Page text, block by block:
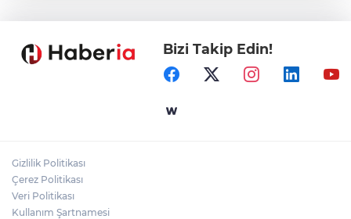
Ömer Çelik: 2 yıllık çalışmanın en önemli
aşamasındayız
Eskişehir'de kırsal mahallelere yeni su
Bizi Takip Edin!
Gizlilik Politikası
Çerez Politikası
Veri Politikası
Kullanım Şartnamesi